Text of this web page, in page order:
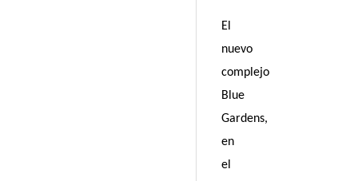
El
nuevo
complejo
Blue
Gardens,
en
el